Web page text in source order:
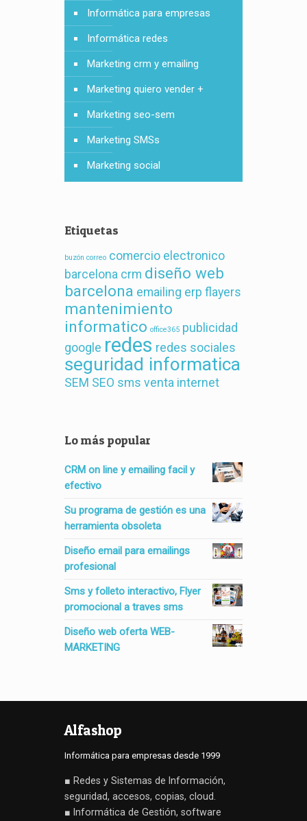
Informática para empresas
Informática redes
Marketing crm y emailing
Marketing quiero vender +
Marketing seo-sem
Marketing SMSs
Marketing social
Etiquetas
buzón correo comercio electronico
barcelona crm diseño web
barcelona emailing erp flayers
mantenimiento
informatico office365 publicidad
google redes redes sociales
seguridad informatica
SEM SEO sms venta internet
Lo más popular
CRM on line y emailing facil y
efectivo
Su programa de gestión es una
herramienta obsoleta
Diseño email para emailings
profesional
Sms y folleto interactivo, Flyer
promocional a traves sms
Diseño web oferta WEB-
MARKETING
Alfashop
Informática para empresas desde 1999
■ Redes y Sistemas de Información,
seguridad, accesos, copias, cloud.
■ Informática de Gestión, software